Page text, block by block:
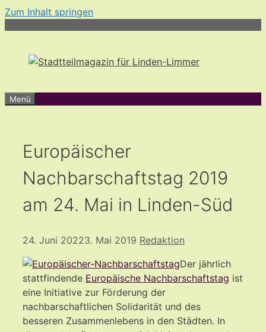
Zum Inhalt springen
Menü
Europäischer
Nachbarschaftstag 2019
am 24. Mai in Linden-Süd
24. Juni 20223. Mai 2019 Redaktion
Der jährlich
stattfindende Europäische Nachbarschaftstag ist
eine Initiative zur Förderung der
nachbarschaftlichen Solidarität und des
besseren Zusammenlebens in den Städten. In